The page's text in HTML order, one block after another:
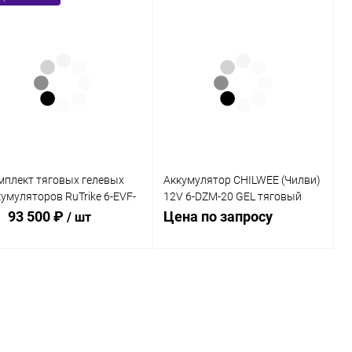
тяговых гелевых
RuTrike 6-EVF-
H C3)
93 500 ₽ / шт
Аккумулятор CHILWEE (Чилви)
12V 6-DZM-20 GEL тяговый
20Ah
Цена по запросу